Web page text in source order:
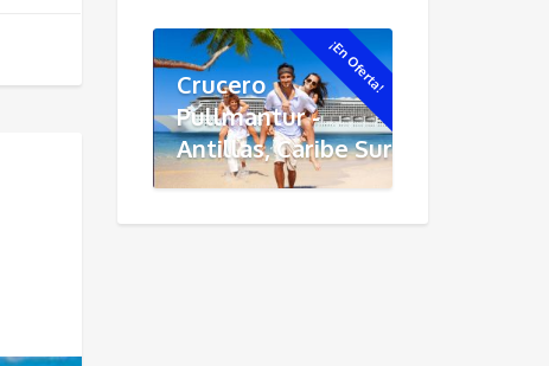
¡En Oferta!
Crucero
Pullmantur -
Antillas, Caribe Sur